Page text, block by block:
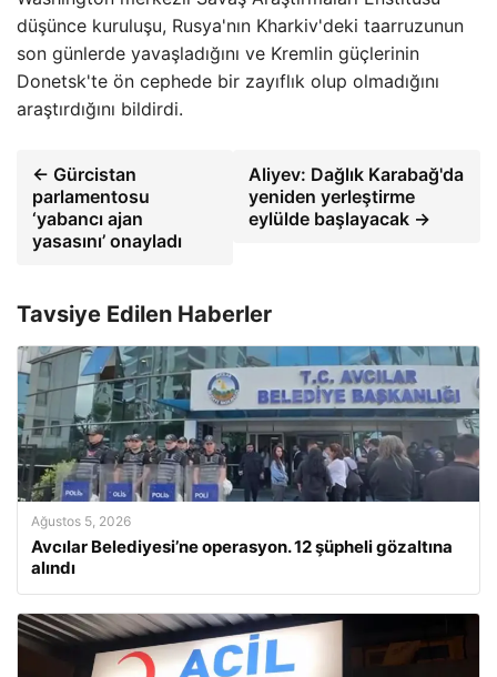
düşünce kuruluşu, Rusya'nın Kharkiv'deki taarruzunun
son günlerde yavaşladığını ve Kremlin güçlerinin
Donetsk'te ön cephede bir zayıflık olup olmadığını
araştırdığını bildirdi.
← Gürcistan
parlamentosu
‘yabancı ajan
yasasını’ onayladı
Aliyev: Dağlık Karabağ'da
yeniden yerleştirme
eylülde başlayacak →
Tavsiye Edilen Haberler
Ağustos 5, 2026
Avcılar Belediyesi’ne operasyon. 12 şüpheli gözaltına
alındı